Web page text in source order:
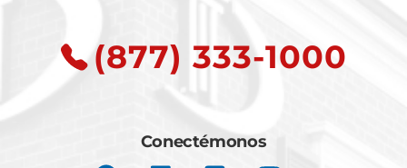
(877) 333-1000
Conectémonos